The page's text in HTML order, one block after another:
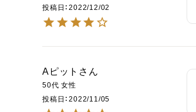
投稿日
2022/12/02
Aピット
50代 女性
投稿日
2022/11/05